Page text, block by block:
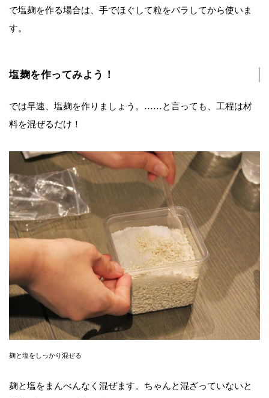
で塩麹を作る場合は、手でほぐして粒をバラしてから使いま
す。
塩麹を作ってみよう！
では早速、塩麹を作りましょう。……と言っても、工程は材
料を混ぜるだけ！
麹と塩をしっかり混ぜる
麹と塩をまんべんなく混ぜます。ちゃんと混ざっていないと